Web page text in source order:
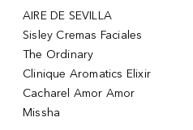
AIRE DE SEVILLA
Sisley Cremas Faciales
The Ordinary
Clinique Aromatics Elixir
Cacharel Amor Amor
Missha